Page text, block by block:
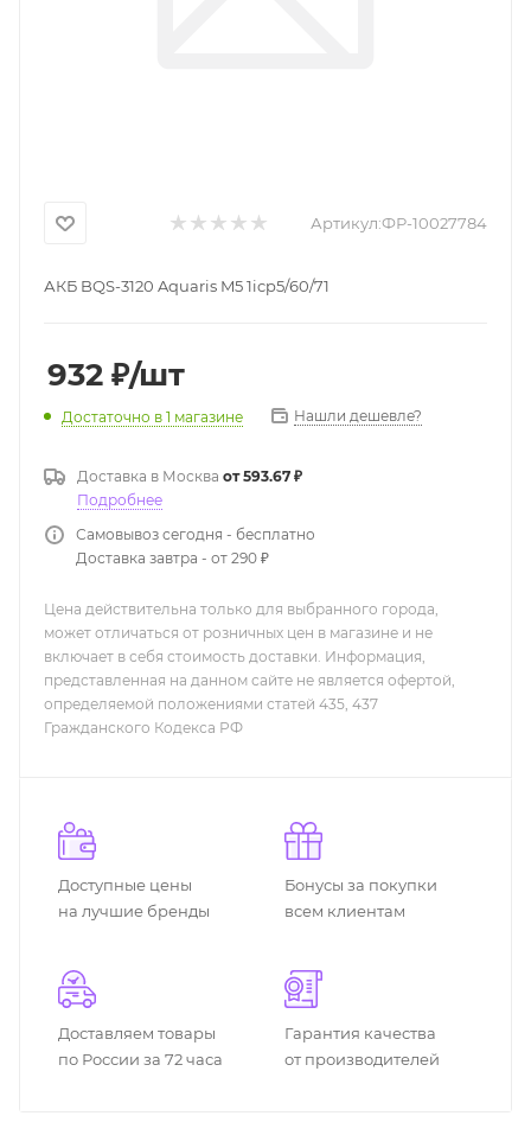
Артикул:ФР-10027784
АКБ BQS-3120 Aquaris M5 1icp5/60/71
932 ₽/шт
Достаточно в 1 магазине Нашли дешевле?
Доставка в Москва от 593.67 ₽
Подробнее
Самовывоз сегодня - бесплатно
Доставка завтра - от 290 ₽
Цена действительна только для выбранного города,
может отличаться от розничных цен в магазине и не
включает в себя стоимость доставки. Информация,
представленная на данном сайте не является офертой,
определяемой положениями статей 435, 437
Гражданского Кодекса РФ
Доступные цены
на лучшие бренды
Бонусы за покупки
всем клиентам
Доставляем товары
по России за 72 часа
Гарантия качества
от производителей